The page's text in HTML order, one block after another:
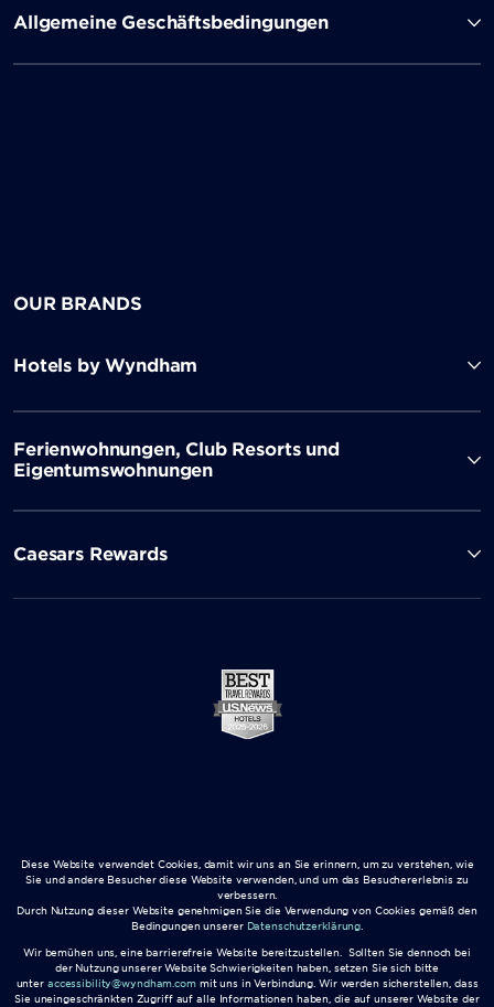
Allgemeine Geschäftsbedingungen
OUR BRANDS
Hotels by Wyndham
Ferienwohnungen, Club Resorts und
Eigentumswohnungen
Caesars Rewards
Diese Website verwendet Cookies, damit wir uns an Sie erinnern, um zu verstehen, wie
Sie und andere Besucher diese Website verwenden, und um das Besuchererlebnis zu
verbessern.
Durch Nutzung dieser Website genehmigen Sie die Verwendung von Cookies gemäß den
Bedingungen unserer Datenschutzerklärung
Wir bemühen uns, eine barrierefreie Website bereitzustellen. Sollten Sie dennoch bei
der Nutzung unserer Website Schwierigkeiten haben, setzen Sie sich bitte
unter accessibility@wyndham.commit uns in Verbindung. Wir werden sicherstellen, dass
Sie uneingeschränkten Zugriff auf alle Informationen haben, die auf unserer Website der